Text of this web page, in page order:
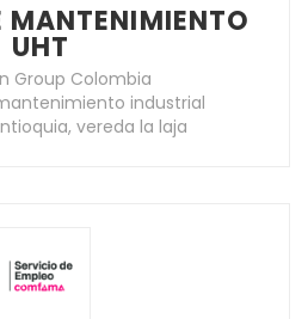
MANTENIMIENTO
UHT
Group Colombia
industrial
vereda la laja